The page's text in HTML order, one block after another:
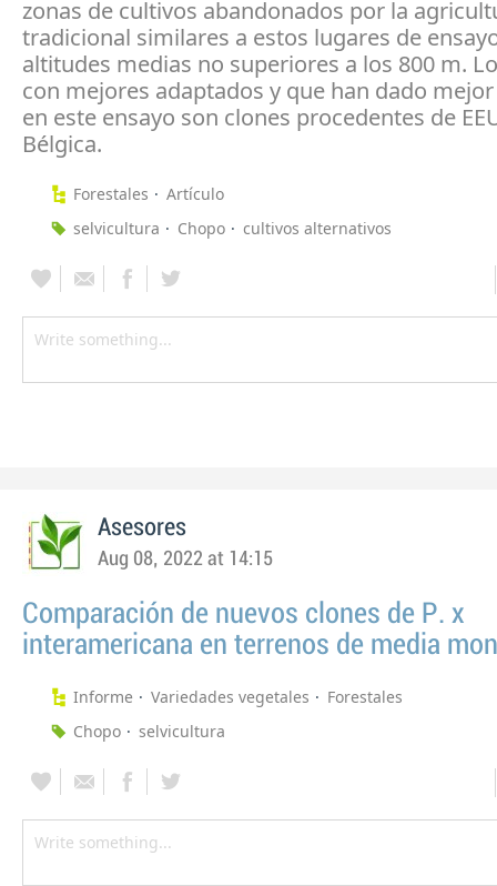
zonas de cultivos abandonados por la
tradicional similares a estos lugares de
altitudes medias no superiores a los 800 m.
con mejores adaptados y que han dado
en este ensayo son clones procedentes de
Bélgica.
Forestales
Artículo
selvicultura
Chopo cultivos alternativos
Asesores
Aug 08, 2022 at 14:15
Comparación de nuevos clones de P. x
interamericana en terrenos de media
Informe Variedades vegetales
Forestales
Chopo
selvicultura